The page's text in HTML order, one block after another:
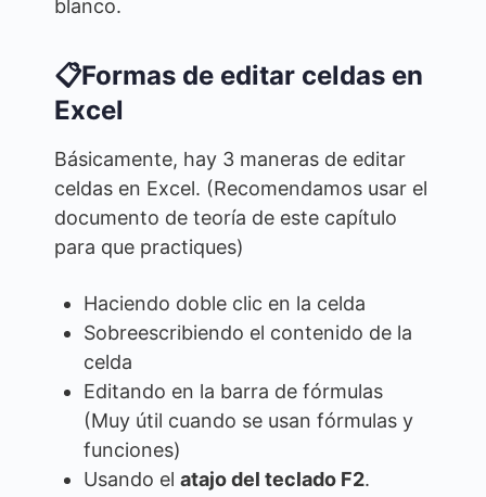
blanco.
📋Formas de editar celdas en
Excel
Básicamente, hay 3 maneras de editar
celdas en Excel. (Recomendamos usar el
documento de teoría de este capítulo
para que practiques)
Haciendo doble clic en la celda
Sobreescribiendo el contenido de la
celda
Editando en la barra de fórmulas
(Muy útil cuando se usan fórmulas y
funciones)
Usando el atajo del teclado F2.